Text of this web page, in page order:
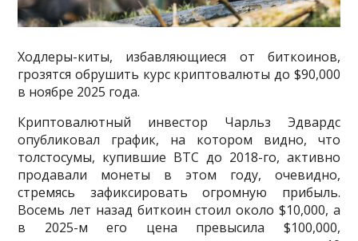
Ходлеры-киты, избавляющиеся от биткоинов,
грозятся обрушить курс криптовалюты до $90,000
в ноябре 2025 года.
Криптовалютный инвестор Чарльз Эдвардс
опубликовал график, на котором видно, что
толстосумы, купившие BTC до 2018-го, активно
продавали монеты в этом году, очевидно,
стремясь зафиксировать огромную прибыль.
Восемь лет назад биткоин стоил около $10,000, а
в 2025-м его цена превысила $100,000,